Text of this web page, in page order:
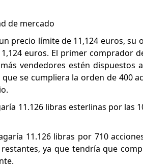
precio límite de 11,124 euros, su
euros. El primer comprador
vendedores estén dispuestos
se cumpliera la orden de 400
11.126 libras esterlinas por las
11.126 libras por 710
ya que tendría que